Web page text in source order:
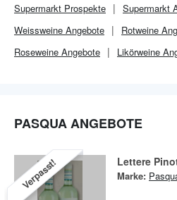
Supermarkt Prospekte Supermarkt
Weissweine Angebote
Rotweine
Roseweine Angebote
Likörweine
PASQUA ANGEBOTE
Verpasst! Lettere
Marke: